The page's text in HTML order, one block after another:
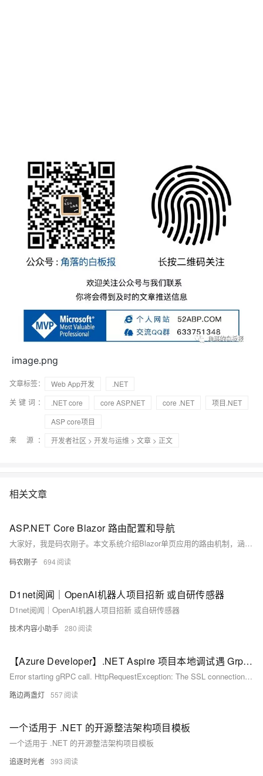
image.png
文章标签： Web App开发
.NET
关键词：
.NET core core ASP.NET core .NET
项目.NET
ASP core项目
来 源：
开发者社区 > 开发与运维 > 文章 > 正文
相关文章
ASP.NET Core Blazor 路由配置和导航
大家好，我是码农刚子。本文系统介绍Blazor单页应用的路由机制，涵盖基础配置、路由参数、编程式导航及高级功能。通过@page指令定义路由，支持参数约束、可选参数与通配符捕获，结合NavigationManager实现页面跳转与参数传递，并演示用户管理、产品展示等典型场景，全面掌握Blazor路由从入门到实战的完整方案。
码农刚子 694
D1net阅闻｜OpenAI机器人项目招新 或自研传感器
D1net阅闻｜OpenAI机器人项目招新 或自研传感器
技术内容小助手 280
【Azure Developer】.NET Aspire 项目本地调试遇 Grpc.Core.RpcException 异常( Error starting gRPC call ... )
Error starting gRPC call. HttpRequestException: The SSL connection could not be established, see inner exception. AuthenticationException: The remote certificate is invalid because of errors in the certificate chain: UntrustedRoot
路边两盏灯 557
一个适用于 .NET 的开源整洁架构项目模板
一个适用于 .NET 的开源整洁架构项目模板
追逐时光者 393